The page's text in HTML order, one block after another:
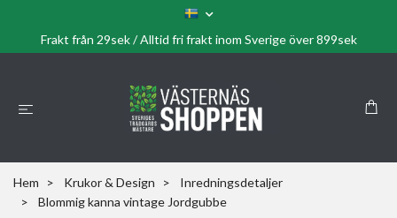
Frakt från 29sek / Alltid fri frakt inom Sverige över 899sek
Hem Krukor & Design
Inredningsdetaljer
Blommig kanna vintage Jordgubbe